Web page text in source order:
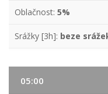
Oblačnost: 5%
Srážky [3h]: beze
05:00